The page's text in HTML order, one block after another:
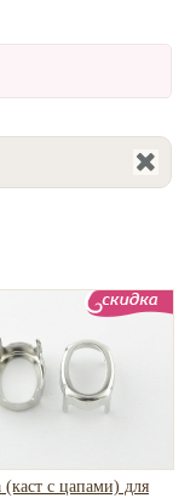
(каст с цапами) для